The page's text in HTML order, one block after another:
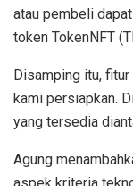
atau pembeli
token TokenNFT
Disamping itu,
kami persiapkan.
yang tersedia
Agung